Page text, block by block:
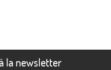
la newsletter